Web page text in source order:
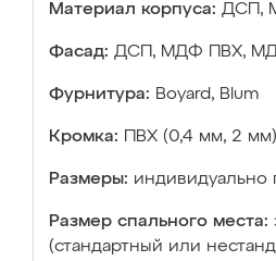
Материал корпуса: ДСП,
Фасад: ДСП, МДФ ПВХ,
Фурнитура: Boyard, Blum
Кромка: ПВХ (0,4 мм, 2 мм)
Размеры: индивидуально
Размер спального места:
(стандартный или